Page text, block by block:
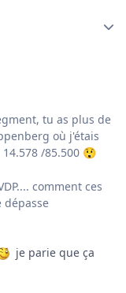
tu as plus de
où j'étais
/85.500 😲
comment ces
dépasse
je parie que ça